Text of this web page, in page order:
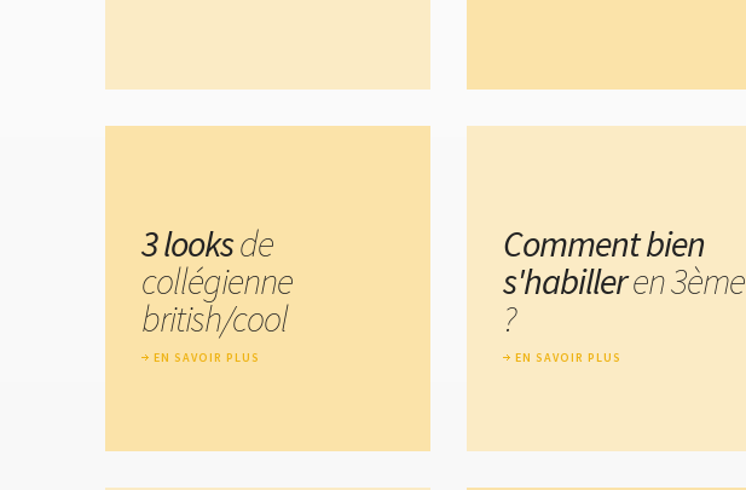
3 looksde
collégienne
british/cool
EN SAVOIR PLUS
Comment bien
s'habilleren 3ème
?
EN SAVOIR PLUS